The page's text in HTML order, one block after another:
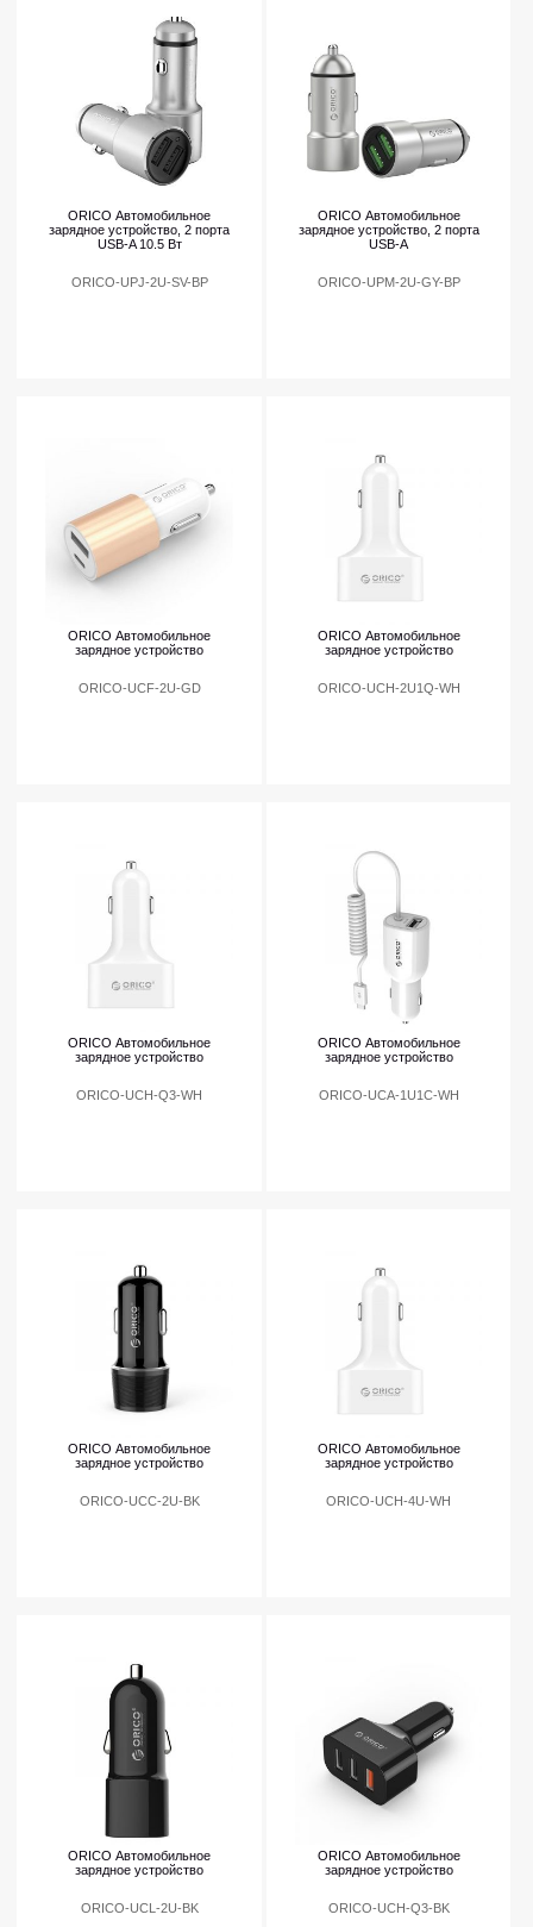
ORICO Автомобильное
зарядное устройство, 2 порта
USB-A 10.5 Вт
ORICO-UPJ-2U-SV-BP
ORICO Автомобильное
зарядное устройство, 2 порта
USB-A
ORICO-UPM-2U-GY-BP
ORICO Автомобильное
зарядное устройство
ORICO-UCF-2U-GD
ORICO Автомобильное
зарядное устройство
ORICO-UCH-2U1Q-WH
ORICO Автомобильное
зарядное устройство
ORICO-UCH-Q3-WH
ORICO Автомобильное
зарядное устройство
ORICO-UCA-1U1C-WH
ORICO Автомобильное
зарядное устройство
ORICO-UCC-2U-BK
ORICO Автомобильное
зарядное устройство
ORICO-UCH-4U-WH
ORICO Автомобильное
зарядное устройство
ORICO-UCL-2U-BK
ORICO Автомобильное
зарядное устройство
ORICO-UCH-Q3-BK